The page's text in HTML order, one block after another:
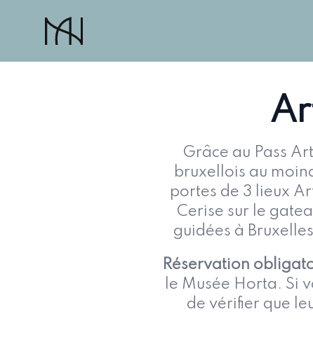
PASS ART NOUVEAU
Grâce au Pass
bruxellois au
portes de 3 lieux
Cerise sur le
guidées à
Réservation
le Musée Horta. Si
de vérifier que